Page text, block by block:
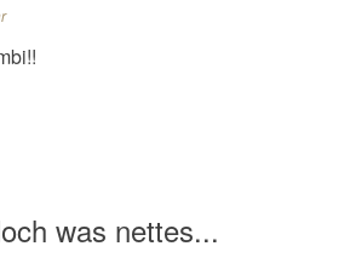
was nettes...